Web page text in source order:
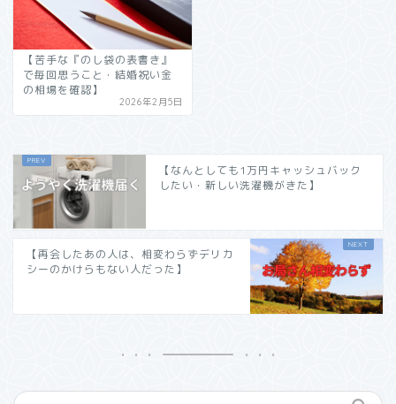
【苦手な『のし袋の表書き』
で毎回思うこと・結婚祝い金
の相場を確認】
2026年2月5日
【なんとしても1万円キャッシュバック
したい・新しい洗濯機がきた】
【再会したあの人は、相変わらずデリカ
シーのかけらもない人だった】